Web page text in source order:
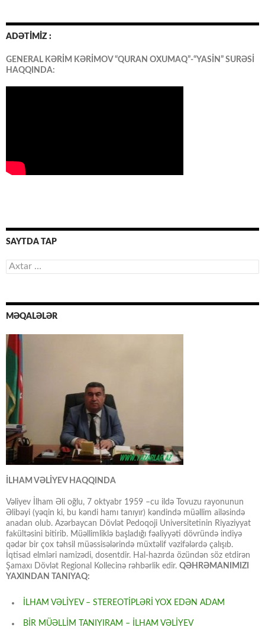
ADƏTİMİZ :
GENERAL KƏRİM KƏRİMOV “QURAN OXUMAQ”-“YASİN” SURƏSİ
HAQQINDA:
SAYTDA TAP
Axtarış:
MƏQALƏLƏR
İLHAM VƏLİYEV HAQQINDA
Vəliyev İlham Əli oğlu, 7 oktyabr 1959 –cu ildə Tovuzu rayonunun
Əlibəyi (yəqin ki, bu kəndi hamı tanıyır) kəndində müəllim ailəsində
anadan olub. Azərbaycan Dövlət Pedoqoji Universitetinin Riyaziyyat
fakültəsini bitirib. Müəllimliklə başladığı fəaliyyəti dövründə indiyə
qədər bir çox təhsil müəssisələrində müxtəlif vəzifələrdə çalışıb.
İqtisad elmləri namizədi, dosentdir. Hal-hazırda özündən söz etdirən
Şamaxı Dövlət Regional Kollecinə rəhbərlik edir. QƏHRƏMANIMIZI
YAXINDAN TANIYAQ:
İLHAM VƏLİYEV – STEREOTİPLƏRİ YOX EDƏN ADAM
BİR MÜƏLLİM TANIYIRAM – İLHAM VƏLİYEV